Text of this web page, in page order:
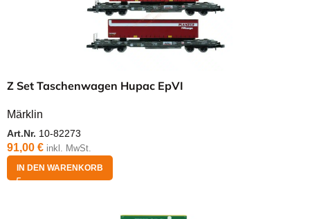
Z Set Taschenwagen Hupac EpVI
Märklin
Art.Nr. 10-82273
91,00 € inkl. MwSt.
IN DEN WARENKORB